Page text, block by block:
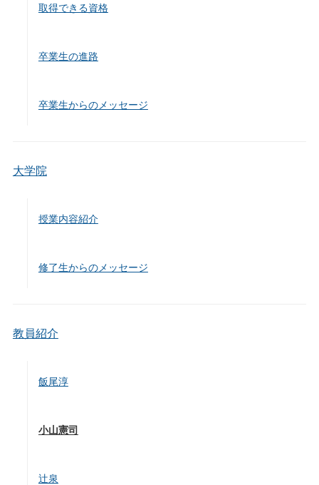
取得できる資格
卒業生の進路
卒業生からのメッセージ
大学院
授業内容紹介
修了生からのメッセージ
教員紹介
飯尾淳
小山憲司
辻泉